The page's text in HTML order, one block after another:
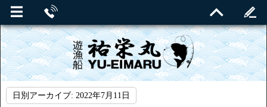
日別アーカイブ: 2022年7月11日